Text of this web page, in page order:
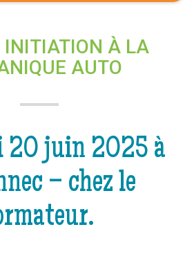
INITIATION À LA
AUTO
20 juin 2025 à
– chez le